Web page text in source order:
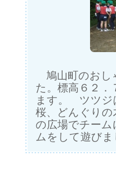
鳩山町のおし
た。標高６２．
ます。 ツツジ
桜、どんぐりの
の広場でチー
ムをして遊び